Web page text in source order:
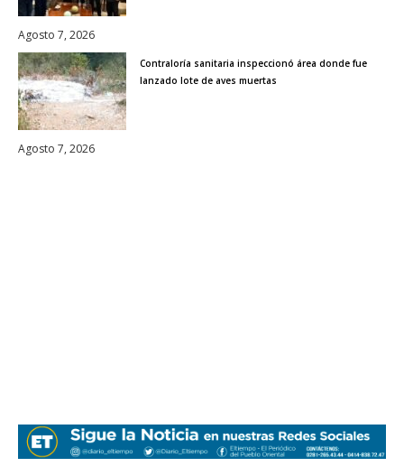
Agosto 7, 2026
Contraloría sanitaria inspeccionó área donde fue
lanzado lote de aves muertas
Agosto 7, 2026